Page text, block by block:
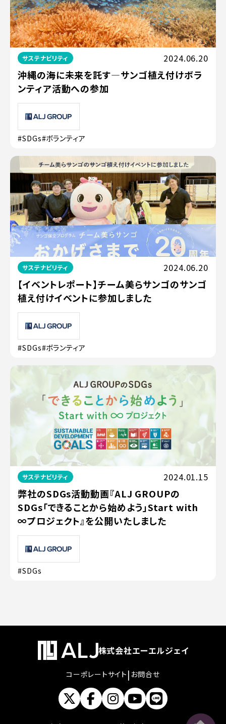
サステナビリティ 2024.06.20
沖縄の海に未来を託す—サンゴ植え付けボラ
ンティア活動への参加
#SDGs#ボランティア
サステナビリティ 2024.06.20
【イベントレポート】チーム美らサンゴのサンゴ
植え付けイベントに参加しました
#SDGs#ボランティア
サステナビリティ 2024.01.15
弊社のSDGs活動動画『ALJ GROUPの
SDGs「できることから始めよう」Start with
∞プロジェクト』を公開いたしました
#SDGs
株式会社エーエルジェイ
コーポレートサイト | お問合せ